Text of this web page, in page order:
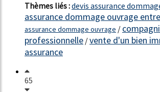
Thèmes liés :devis assurance
assurance dommage ouvrage
assurance dommage ouvrage /
professionnelle /vente d'un bien
assurance
65